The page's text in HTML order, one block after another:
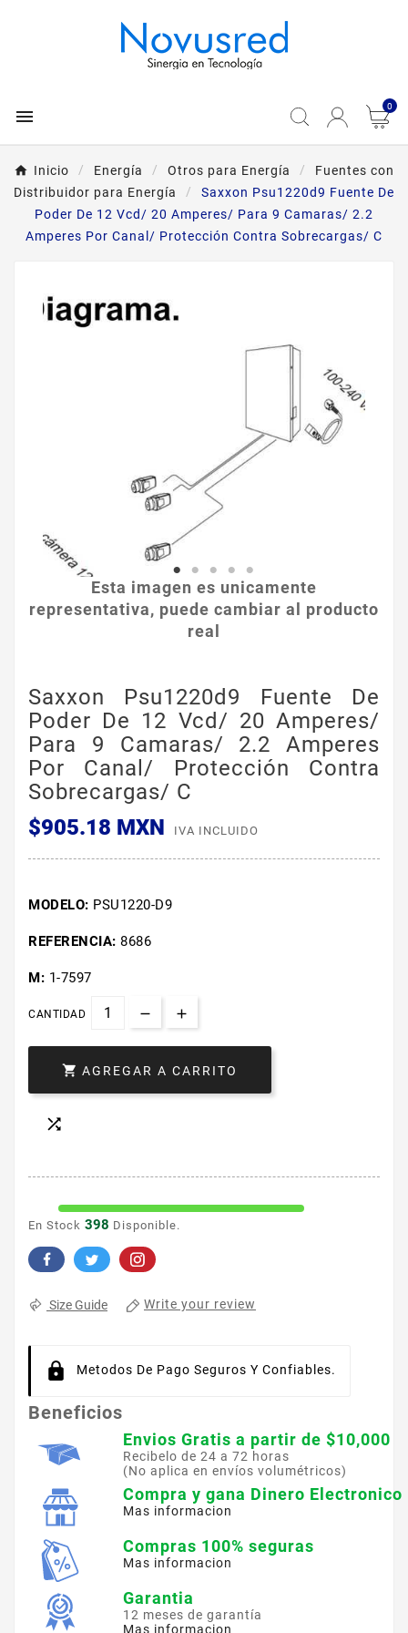
 0
Inicio Energía Otros para Energía
Fuentes con
Distribuidor para Energía
Saxxon Psu1220d9 Fuente De
Poder De 12 Vcd/ 20 Amperes/ Para 9 Camaras/ 2.2
Amperes Por Canal/ Protección Contra Sobrecargas/ C
Esta imagen es unicamente
representativa, puede cambiar al producto
real
Saxxon Psu1220d9 Fuente De
Poder De 12 Vcd/ 20 Amperes/
Para 9 Camaras/ 2.2 Amperes
Por Canal/ Protección Contra
Sobrecargas/ C
$905.18 MXN
IVA INCLUIDO
MODELO: PSU1220-D9
REFERENCIA: 8686
M: 1-7597
CANTIDAD
 AGREGAR A CARRITO

En Stock 398 Disponible.
Size Guide Write your review
Metodos De Pago Seguros Y Confiables.
Beneficios
Envios Gratis a partir de $10,000
Recibelo de 24 a 72 horas
(No aplica en envíos volumétricos)
Compra y gana Dinero Electronico
Mas informacion
Compras 100% seguras
Mas informacion
Garantia
12 meses de garantía
Mas informacion